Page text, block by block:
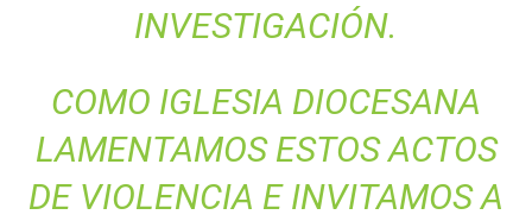
INVESTIGACIÓN.
COMO IGLESIA DIOCESANA
LAMENTAMOS ESTOS ACTOS
DE VIOLENCIA E INVITAMOS A